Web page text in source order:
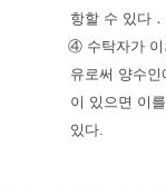
항할 수 있다．
④ 수탁자가 이
유로써 양수
이 있으면 이
있다.